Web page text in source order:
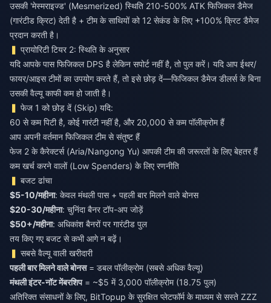
उसकी 'मेस्मराइज्ड' (Mesmerized) स्थिति 210-500% ATK फिजिकल डैमेज
(गारंटीड क्रिट) देती है + टीम के साथियों को 12 सेकंड के लिए +100% क्रिट डैमेज
प्रदान करती है।
प्रायोरिटी टियर 2: स्थिति के अनुसार
यदि आपके पास फिजिकल DPS है लेकिन सपोर्ट नहीं है, तो पुल करें। यदि आप ईथर/
फायर/आइस टीमों का उपयोग करते हैं, तो इसे छोड़ दें—फिजिकल डैमेज डीलर्स के बिना
उसकी वैल्यू काफी कम हो जाती है।
फेज 1 को छोड़ दें (Skip) यदि:
60 से कम पिटी है, कोई गारंटी नहीं है, और 20,000 से कम पॉलीक्रोम हैं
आप अपनी वर्तमान फिजिकल टीम से संतुष्ट हैं
फेज 2 के कैरेक्टर्स (Aria/Nangong Yu) आपकी टीम की जरूरतों के लिए बेहतर हैं
कम खर्च करने वालों (Low Spenders) के लिए रणनीति
बजट ढांचा
$5-10/महीना: केवल मंथली पास + पहली बार मिलने वाले बोनस
$20-30/महीना: चुनिंदा बैनर टॉप-अप जोड़ें
$50+/महीना: अधिकांश बैनरों पर गारंटीड पुल
तय किए गए बजट से कभी आगे न बढ़ें।
सबसे वैल्यू वाली खरीदारी
पहली बार मिलने वाले बोनस
मंथली इंटर-नॉट मेंबरशिप= ~$5 में 3,000 पॉलीक्रोम (18.75 पुल)
अतिरिक्त संसाधनों के लिए, BitTopup के सुरक्षित प्लेटफॉर्म के माध्यम सेसस्ते ZZZ